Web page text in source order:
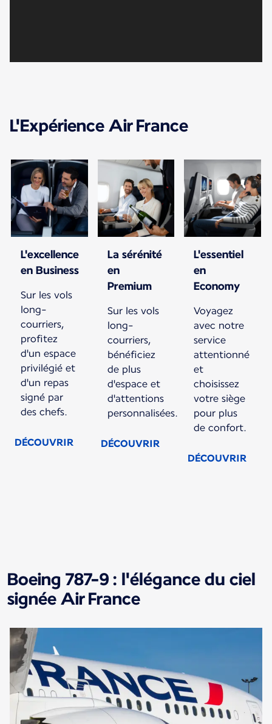
L'Expérience Air France
L'excellence
en Business
Sur les vols
long-
courriers,
profitez
d'un espace
privilégié et
d'un repas
signé par
des chefs.
DÉCOUVRIR
La sérénité
en
Premium
Sur les vols
long-
courriers,
bénéficiez
de plus
d'espace et
d'attentions
personnalisées.
DÉCOUVRIR
L'essentiel
en
Economy
Voyagez
avec notre
service
attentionné
et
choisissez
votre siège
pour plus
de confort.
DÉCOUVRIR
Boeing 787-9 : l'élégance du ciel
signée Air France